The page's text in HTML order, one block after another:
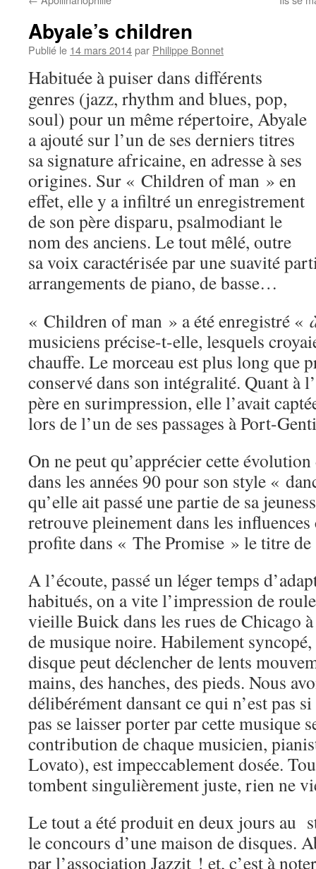
Abyale’s children
Publié le 14 mars 2014par Philippe Bonnet
Habituée à puiser dans différents
genres (jazz, rhythm and blues, pop,
soul) pour un même répertoire, Abyale
a ajouté sur l’un de ses derniers titres
sa signature africaine, en adresse à ses
origines. Sur « Children of man » en
effet, elle y a infiltré un enregistrement
de son père disparu, psalmodiant le
nom des anciens. Le tout mêlé, outre
sa voix caractérisée par une suavité
arrangements de piano, de basse…
« Children of man » a été enregistré «
musiciens précise-t-elle, lesquels
chauffe. Le morceau est plus long que
conservé dans son intégralité. Quant à
père en surimpression, elle l’avait
lors de l’un de ses passages à Port-
On ne peut qu’apprécier cette
dans les années 90 pour son style «
qu’elle ait passé une partie de sa
retrouve pleinement dans les
profite dans « The Promise » le titre
A l’écoute, passé un léger temps
habitués, on a vite l’impression de
vieille Buick dans les rues de Chicago
de musique noire. Habilement
disque peut déclencher de lents
mains, des hanches, des pieds. Nous
délibérément dansant ce qui n’est pas
pas se laisser porter par cette musique
contribution de chaque musicien,
Lovato), est impeccablement dosée.
tombent singulièrement juste, rien ne
Le tout a été produit en deux jours au
le concours d’une maison de disques.
par l’association Jazzit ! et, c’est à